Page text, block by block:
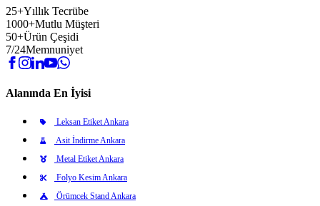
25+Yıllık Tecrübe
1000+Mutlu Müşteri
50+Ürün Çeşidi
7/24Memnuniyet
Alanında En İyisi
Leksan Etiket Ankara
Asit İndirme Ankara
Metal Etiket Ankara
Folyo Kesim Ankara
Örümcek Stand Ankara